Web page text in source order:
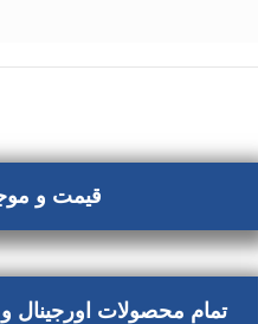
قیمت و
تمام محصولات اورجینال